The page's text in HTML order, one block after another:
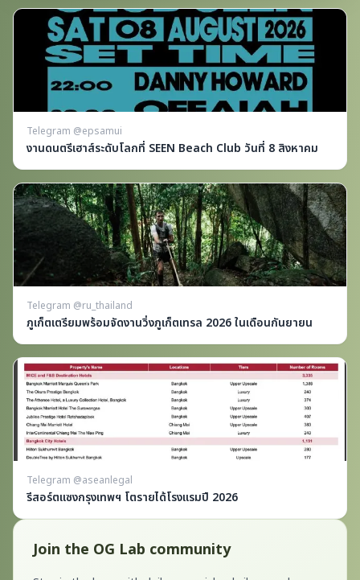
Telegram @epsamui
งานดนตรีเฮาส์ระดับโลกที่ SEEN Beach Club วันที่ 8 สิงหาคม
Telegram @ru_thailand
ภูเก็ตเตรียมพร้อมจัดงานวิ่งภูเก็ตเทรล 2026 ในเดือนกันยายน
Telegram @aseanlegal
รีสอร์ตแซงกรุงเทพฯ โตรายได้โรงแรมปี 2026
Join the OG Lab community